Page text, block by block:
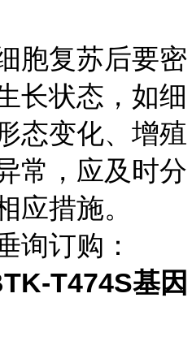
胞复苏后要密
长状态，如细
态变化、增殖
常，应及时分
应措施。
询订购：
T474S基因